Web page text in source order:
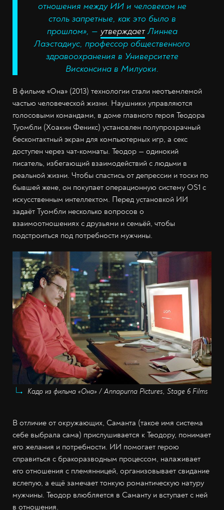
отношения между ИИ и человеком не
столь запретные, как это было в
прошлом», — утверждаетЛиннеа
Лаэстадиус, профессор общественного
здравоохранения в Университете
Висконсина в Милуоки.
В фильме «Она» (2013) технологии стали неотъемлемой
частью человеческой жизни. Наушники управляются
голосовыми командами, в доме главного героя Теодора
Туомбли (Хоакин Феникс) установлен полупрозрачный
бесконтактный экран для компьютерных игр, а секс
доступен через чат-комнаты. Теодор — одинокий
писатель, избегающий взаимодействий с людьми в
реальной жизни. Чтобы спастись от депрессии и тоски по
бывшей жене, он покупает операционную систему OS1 с
искусственным интеллектом. Перед установкой ИИ
задаёт Туомбли несколько вопросов о
взаимоотношениях с друзьями и семьёй, чтобы
подстроиться под потребности мужчины.
Кадр из фильма «Она» / Annapurna Pictures, Stage 6 Films
В отличие от окружающих, Саманта (такое имя система
себе выбрала сама) прислушивается к Теодору, понимает
его желания и потребности. ИИ помогает герою
справиться с бракоразводным процессом, налаживает
его отношения с племянницей, организовывает свидание
вслепую, а ещё замечает тонкую романтическую натуру
мужчины. Теодор влюбляется в Саманту и вступает с ней
в отношения.